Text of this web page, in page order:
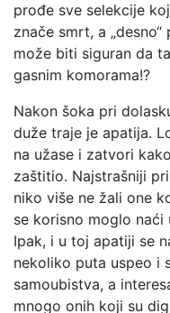
prođe sve selekcije
znače smrt, a
može biti siguran da
gasnim komorama!?
Nakon šoka pri
duže traje je apatija.
na užase i zatvori
zaštitio. Najstrašniji
niko više ne žali one
se korisno moglo naći
Ipak, i u toj apatiji se
nekoliko puta uspeo i
samoubistva, a
mnogo onih koji su